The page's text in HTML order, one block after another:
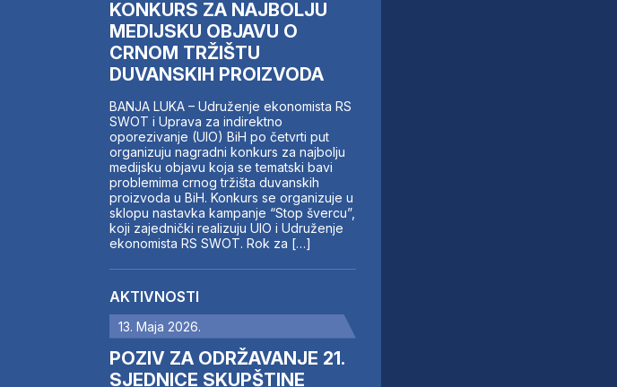
KONKURS ZA NAJBOLJU
MEDIJSKU OBJAVU O
CRNOM TRŽIŠTU
DUVANSKIH PROIZVODA
BANJA LUKA – Udruženje ekonomista RS
SWOT i Uprava za indirektno
oporezivanje (UIO) BiH po četvrti put
organizuju nagradni konkurs za najbolju
medijsku objavu koja se tematski bavi
problemima crnog tržišta duvanskih
proizvoda u BiH. Konkurs se organizuje u
sklopu nastavka kampanje “Stop švercu”,
koji zajednički realizuju UIO i Udruženje
ekonomista RS SWOT. Rok za […]
AKTIVNOSTI
13. Maja 2026.
POZIV ZA ODRŽAVANJE 21.
SJEDNICE SKUPŠTINE